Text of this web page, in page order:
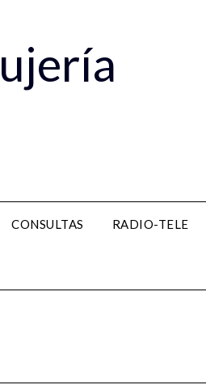
CONSULTAS RADIO-TELE